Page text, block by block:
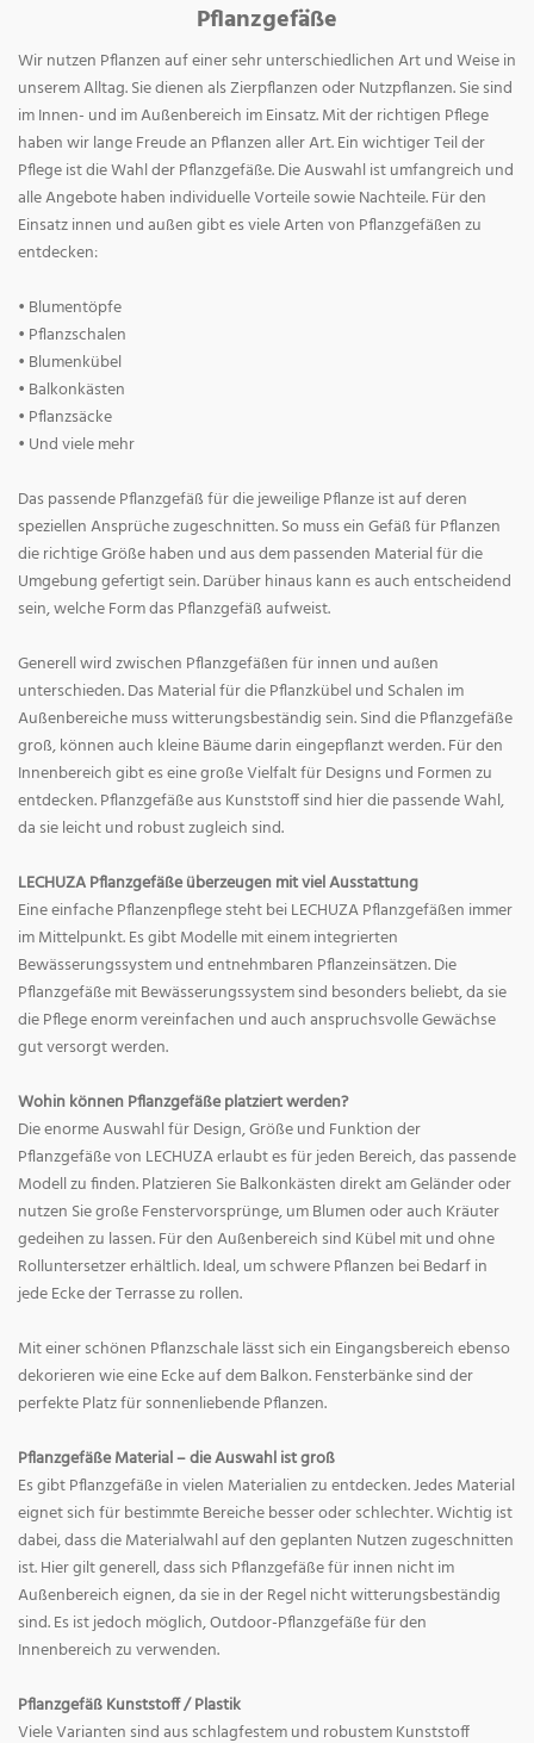
Pflanzgefäße
Wir nutzen Pflanzen auf einer sehr unterschiedlichen Art und Weise in
unserem Alltag. Sie dienen als Zierpflanzen oder Nutzpflanzen. Sie sind
im Innen- und im Außenbereich im Einsatz. Mit der richtigen Pflege
haben wir lange Freude an Pflanzen aller Art. Ein wichtiger Teil der
Pflege ist die Wahl der Pflanzgefäße. Die Auswahl ist umfangreich und
alle Angebote haben individuelle Vorteile sowie Nachteile. Für den
Einsatz innen und außen gibt es viele Arten von Pflanzgefäßen zu
entdecken:
• Blumentöpfe
• Pflanzschalen
• Blumenkübel
• Balkonkästen
• Pflanzsäcke
• Und viele mehr
Das passende Pflanzgefäß für die jeweilige Pflanze ist auf deren
speziellen Ansprüche zugeschnitten. So muss ein Gefäß für Pflanzen
die richtige Größe haben und aus dem passenden Material für die
Umgebung gefertigt sein. Darüber hinaus kann es auch entscheidend
sein, welche Form das Pflanzgefäß aufweist.
Generell wird zwischen Pflanzgefäßen für innen und außen
unterschieden. Das Material für die Pflanzkübel und Schalen im
Außenbereiche muss witterungsbeständig sein. Sind die Pflanzgefäße
groß, können auch kleine Bäume darin eingepflanzt werden. Für den
Innenbereich gibt es eine große Vielfalt für Designs und Formen zu
entdecken. Pflanzgefäße aus Kunststoff sind hier die passende Wahl,
da sie leicht und robust zugleich sind.
LECHUZA Pflanzgefäße überzeugen mit viel Ausstattung
Eine einfache Pflanzenpflege steht bei LECHUZA Pflanzgefäßen immer
im Mittelpunkt. Es gibt Modelle mit einem integrierten
Bewässerungssystem und entnehmbaren Pflanzeinsätzen. Die
Pflanzgefäße mit Bewässerungssystem sind besonders beliebt, da sie
die Pflege enorm vereinfachen und auch anspruchsvolle Gewächse
gut versorgt werden.
Wohin können Pflanzgefäße platziert werden?
Die enorme Auswahl für Design, Größe und Funktion der
Pflanzgefäße von LECHUZA erlaubt es für jeden Bereich, das passende
Modell zu finden. Platzieren Sie Balkonkästen direkt am Geländer oder
nutzen Sie große Fenstervorsprünge, um Blumen oder auch Kräuter
gedeihen zu lassen. Für den Außenbereich sind Kübel mit und ohne
Rolluntersetzer erhältlich. Ideal, um schwere Pflanzen bei Bedarf in
jede Ecke der Terrasse zu rollen.
Mit einer schönen Pflanzschale lässt sich ein Eingangsbereich ebenso
dekorieren wie eine Ecke auf dem Balkon. Fensterbänke sind der
perfekte Platz für sonnenliebende Pflanzen.
Pflanzgefäße Material – die Auswahl ist groß
Es gibt Pflanzgefäße in vielen Materialien zu entdecken. Jedes Material
eignet sich für bestimmte Bereiche besser oder schlechter. Wichtig ist
dabei, dass die Materialwahl auf den geplanten Nutzen zugeschnitten
ist. Hier gilt generell, dass sich Pflanzgefäße für innen nicht im
Außenbereich eignen, da sie in der Regel nicht witterungsbeständig
sind. Es ist jedoch möglich, Outdoor-Pflanzgefäße für den
Innenbereich zu verwenden.
Pflanzgefäß Kunststoff / Plastik
Viele Varianten sind aus schlagfestem und robustem Kunststoff